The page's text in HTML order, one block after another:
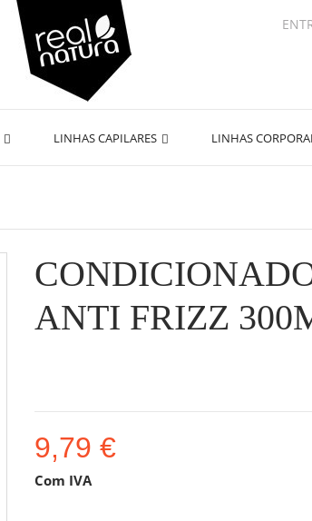
LINHAS CAPILARES LINHAS
ANTI FRIZZ
9,79 €
Com IVA